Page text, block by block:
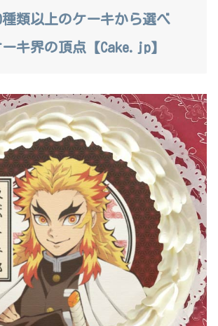
類以上のケーキから選べ
キ界の頂点【Cake.jp】